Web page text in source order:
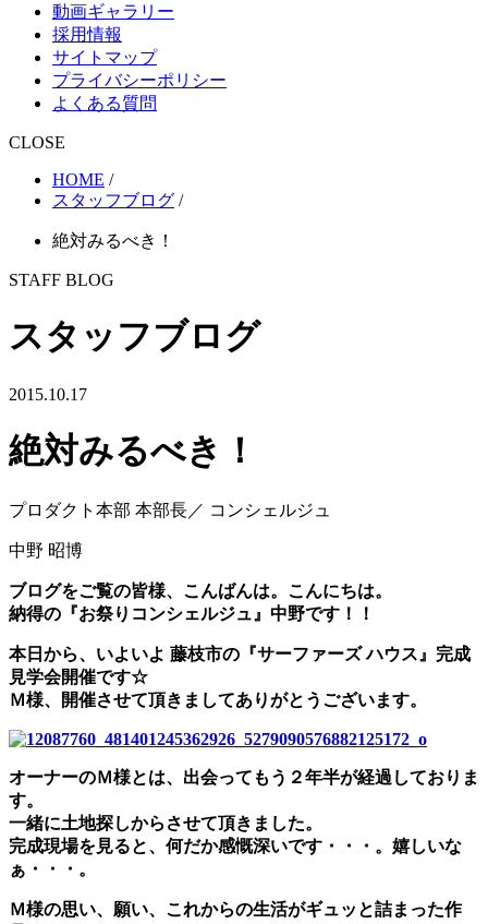
動画ギャラリー
採用情報
サイトマップ
プライバシーポリシー
よくある質問
CLOSE
HOME /
スタッフブログ /
絶対みるべき！
STAFF BLOG
スタッフブログ
2015.10.17
絶対みるべき！
プロダクト本部 本部長／ コンシェルジュ
中野 昭博
ブログをご覧の皆様、こんばんは。こんにちは。
納得の『お祭りコンシェルジュ』中野です！！
本日から、いよいよ 藤枝市の『サーファーズ ハウス』完成
見学会開催です☆
Ｍ様、開催させて頂きましてありがとうございます。
オーナーのＭ様とは、出会ってもう２年半が経過しておりま
す。
一緒に土地探しからさせて頂きました。
完成現場を見ると、何だか感慨深いです・・・。嬉しいな
ぁ・・・。
Ｍ様の思い、願い、これからの生活がギュッと詰まった作